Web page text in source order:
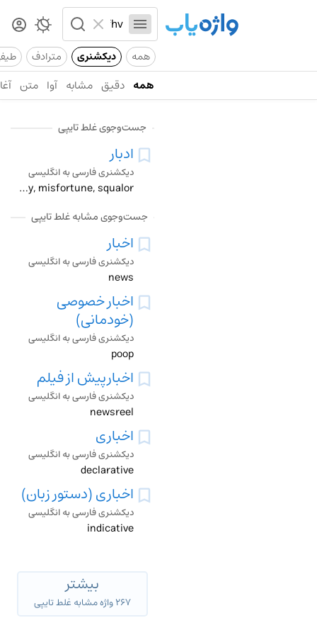
همه دیکشنری مترادف
همه دقیق مشابه آوا متن
جست‌وجوی غلط تایپی
ادبار
دیکشنری فارسی به انگلیسی
adversity, misery, misfortune, squalor
جست‌وجوی مشابه غلط تایپی
اخبار
دیکشنری فارسی به انگلیسی
news
اخبار خصوصی
(خودمانی)
دیکشنری فارسی به انگلیسی
poop
اخبارپیش از فیلم
دیکشنری فارسی به انگلیسی
newsreel
اخباری
دیکشنری فارسی به انگلیسی
declarative
اخباری (دستور زبان)
دیکشنری فارسی به انگلیسی
indicative
بیشتر
۲۶۷ واژه مشابه غلط تایپی